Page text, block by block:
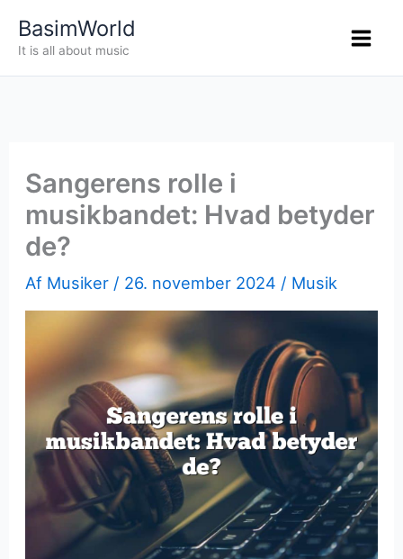
BasimWorld
It is all about music
Sangerens rolle i
musikbandet: Hvad betyder
de?
Af Musiker / 26. november 2024 / Musik